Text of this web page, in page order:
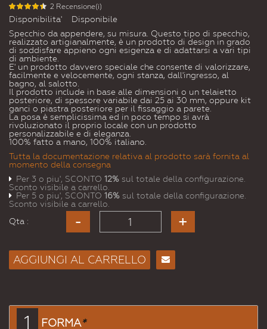
2 Recensione(i)
Disponibilita'
Disponibile
Specchio da appendere, su misura. Questo tipo di specchio,
realizzato artigianalmente, è un prodotto di design in grado
di soddisfare appieno ogni esigenza e di adattarsi a vari tipi
di ambiente.
E' un prodotto davvero speciale che consente di valorizzare,
facilmente e velocemente, ogni stanza, dall'ingresso, al
bagno, al salotto.
Il prodotto include in base alle dimensioni o un telaietto
posteriore, di spessore variabile dai 25 ai 30 mm, oppure kit
ganci o piastra posteriore per il fissaggio a parete.
La posa è semplicissima ed in poco tempo si avrà
rivoluzionato il proprio locale con un prodotto
personalizzabile e di eleganza.
100% fatto a mano, 100% italiano.
Tutta la documentazione relativa al prodotto sarà fornita al
momento della consegna
Per 3 o piu', SCONTO 12% sul totale della configurazione.
Sconto visibile a carrello.
Per 5 o piu', SCONTO 16% sul totale della configurazione.
Sconto visibile a carrello.
Qta :
AGGIUNGI AL CARRELLO
1 FORMA*